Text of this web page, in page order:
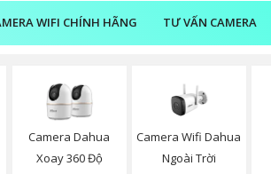
WIFI CHÍNH HÃNG TƯ VẤN CAMERA
Camera Dahua
Xoay 360 Độ
Camera Wifi Dahua
Ngoài Trời